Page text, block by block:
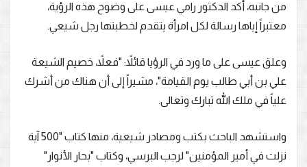
من جانبه، أكد الدكتور رامي عيسى على وضوح هذه الرؤية،
معتبراً إياها رسالة لكل امرأة يتقدم لخطبتها رجل شيعي.
وعلق عيسى على ما ورد في الرؤيا قائلاً: "فعلاً، خصيم الشيعة
علي بن أبي طالب يوم القيامة"، مشيراً إلى أن هناك من أشرك
علياً في ملك الله تبارك وتعالى.
واستشهد الباحث بكتب ومصادر شيعية، منها كتاب "500 آية
نزلت في أمير المؤمنين" لرجب البرسي، وكتاب "بحار الأنوار"